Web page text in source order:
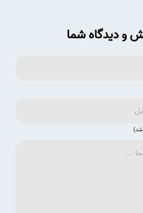
و دیدگاه شما
شد)